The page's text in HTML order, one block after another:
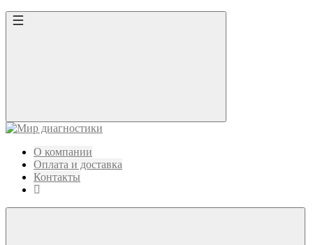
О компании
Оплата и доставка
Контакты